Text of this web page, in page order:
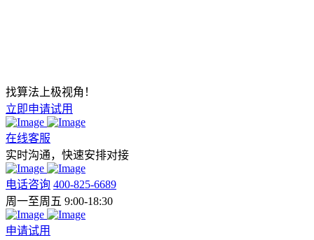
找算法上极视角！
立即申请试用
在线客服
实时沟通，快速安排对接
电话咨询 400-825-6689
周一至周五 9:00-18:30
申请试用